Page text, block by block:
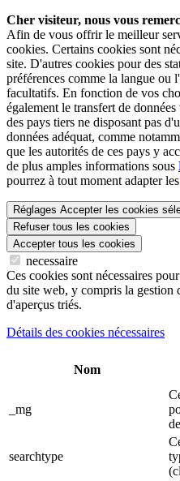
Cher visiteur, nous vous
Afin de vous offrir le meilleur
cookies. Certains cookies sont
site. D'autres cookies pour des
préférences comme la langue ou
facultatifs. En fonction de vos
également le transfert de
des pays tiers ne disposant pas
données adéquat, comme
que les autorités de ces pays y
de plus amples informations sous
pourrez à tout moment adapter
Réglages Accepter les cookies
Refuser tous les cookies
Accepter tous les cookies
necessaire
Ces cookies sont nécessaires
du site web, y compris la gestion
d'aperçus triés.
Détails des cookies nécessaires
Nom
_mg
searchtype